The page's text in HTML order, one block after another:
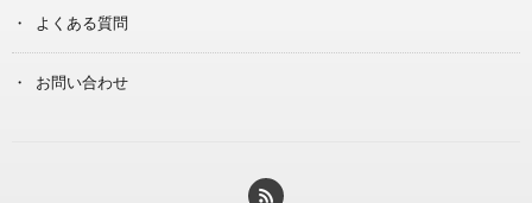
よくある質問
お問い合わせ